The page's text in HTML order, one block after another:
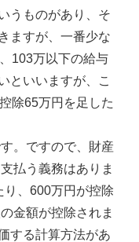
うものがあり、そ
ますが、一番少な
103万以下の給与
といいますが、こ
除65万円を足した
。ですので、財産
払う義務はありま
、600万円が控除
金額が控除されま
する計算方法があ